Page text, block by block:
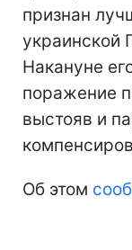
признан
украинской
Накануне
поражение
выстояв и
Об этом